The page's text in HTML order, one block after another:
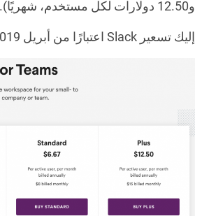
و12.50 دولارات لكل مستخدم، شهريًا).
إليك تسعير Slack اعتبارًا من أبريل 2019.